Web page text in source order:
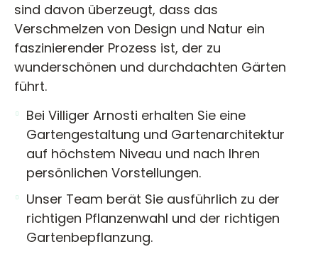
sind davon überzeugt, dass das
Verschmelzen von Design und Natur ein
faszinierender Prozess ist, der zu
wunderschönen und durchdachten Gärten
führt.
Bei Villiger Arnosti erhalten Sie eine
Gartengestaltung und Gartenarchitektur
auf höchstem Niveau und nach Ihren
persönlichen Vorstellungen.
Unser Team berät Sie ausführlich zu der
richtigen Pflanzenwahl und der richtigen
Gartenbepflanzung.